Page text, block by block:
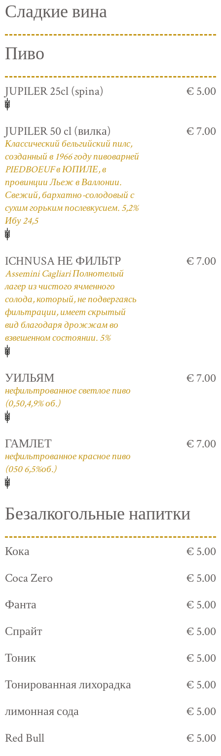
Сладкие вина
Пиво
JUPILER 25cl (spina) € 5.00
JUPILER 50 cl (вилка)
Классический бельгийский пилс,
созданный в 1966 году пивоварней
PIEDBOEUF в ЮПИЛЕ, в
провинции Льеж в Валлонии.
Свежий, бархатно-солодовый с
сухим горьким послевкусием. 5,2%
Ибу 24,5
€ 7.00
ICHNUSA НЕ ФИЛЬТР
Assemini Cagliari Полнотелый
лагер из чистого ячменного
солода, который, не подвергаясь
фильтрации, имеет скрытый
вид благодаря дрожжам во
взвешенном состоянии. 5%
€ 7.00
УИЛЬЯМ
нефильтрованное светлое пиво
(0,50,4,9% об.)
€ 7.00
ГАМЛЕТ
нефильтрованное красное пиво
(050 6,5%об.)
€ 7.00
Безалкогольные напитки
Кока
€ 5.00
Coca Zero
€ 5.00
Фанта
€ 5.00
Спрайт
€ 5.00
Тоник
€ 5.00
Тонированная лихорадка
€ 5.00
лимонная сода
€ 5.00
Red Bull
€ 5.00